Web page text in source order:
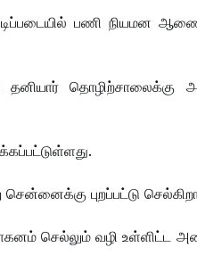
பணி நியமன
தனியார் தொழிற்சாலைக்கு
சென்னைக்கு புறப்பட்டு
செல்லும் வழி உள்ளிட்ட